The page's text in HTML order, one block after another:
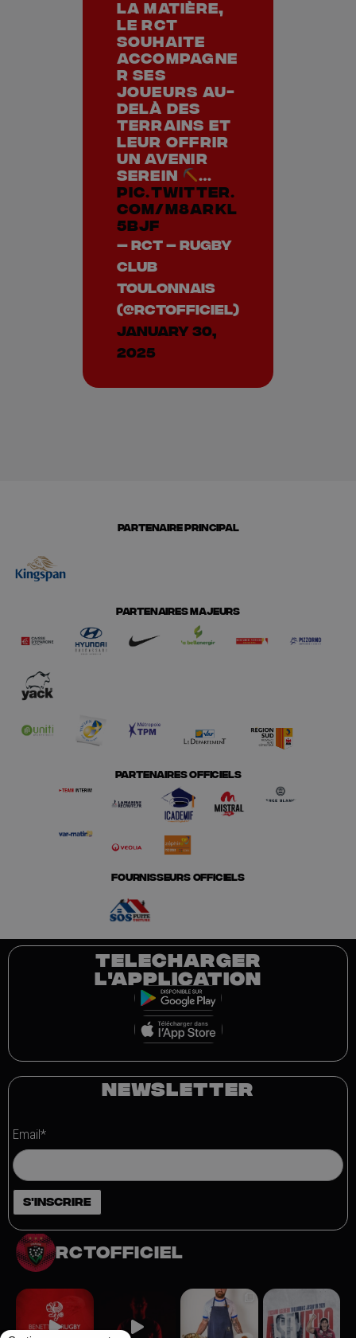
la matière,
le RCT
souhaite
accompagne
r ses
joueurs au-
delà des
terrains et
leur offrir
un avenir
serein
…
pic.twitter.
com/M8aRkl
5bjF
— RCT – Rugby
Club
Toulonnais
(@RCTofficiel)
January 30,
2025
PARTENAIRE PRINCIPAL
PARTENAIRES MAJEURS
PARTENAIRES OFFICIELS
FOURNISSEURS OFFICIELS
TELECHARGER
L'APPLICATION
NEWSLETTER
Email*
rctofficiel